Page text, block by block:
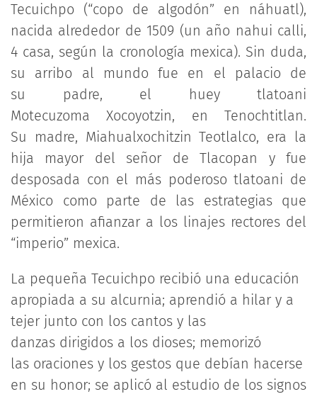
Tecuichpo (“copo de algodón” en náhuatl),
nacida alrededor de 1509 (un año nahui calli,
4 casa, según la cronología mexica). Sin duda,
su arribo al mundo fue en el palacio de
su padre, el huey tlatoani
Motecuzoma Xocoyotzin, en Tenochtitlan.
Su madre, Miahualxochitzin Teotlalco, era la
hija mayor del señor de Tlacopan y fue
desposada con el más poderoso tlatoani de
México como parte de las estrategias que
permitieron afianzar a los linajes rectores del
“imperio” mexica.
La pequeña Tecuichpo recibió una educación
apropiada a su alcurnia; aprendió a hilar y a
tejer junto con los cantos y las
danzas dirigidos a los dioses; memorizó
las oraciones y los gestos que debían hacerse
en su honor; se aplicó al estudio de los signos